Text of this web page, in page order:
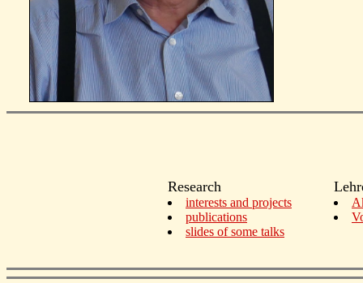
Research
interests and projects
publications
slides of some talks